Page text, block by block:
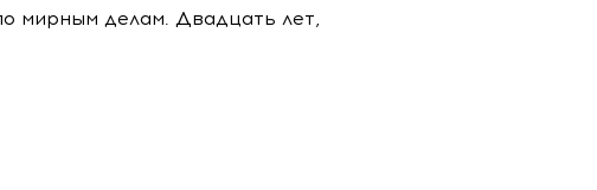
мирным делам. Двадцать лет,